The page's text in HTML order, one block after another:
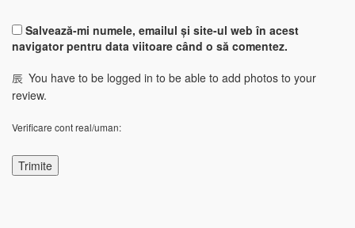
Salvează-mi numele, emailul și site-ul web în acest
navigator pentru data viitoare când o să comentez.
You have to be logged in to be able to add photos to your
review.
Verificare cont real/uman: